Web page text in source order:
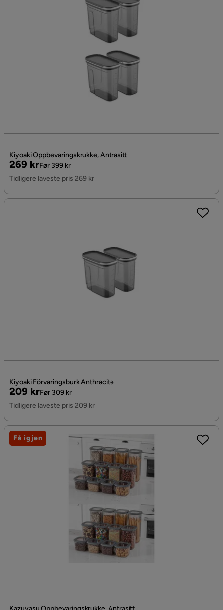
Kiyoaki Oppbevaringskrukke, Antrasitt
Pris
269 kr
Original
Pris
Før 399 kr
Tidligere laveste pris 269 kr
Kiyoaki Förvaringsburk Anthracite
Pris
209 kr
Original
Pris
Før 309 kr
Tidligere laveste pris 209 kr
Kazuyasu Oppbevaringskrukke, Antrasitt
Få igjen